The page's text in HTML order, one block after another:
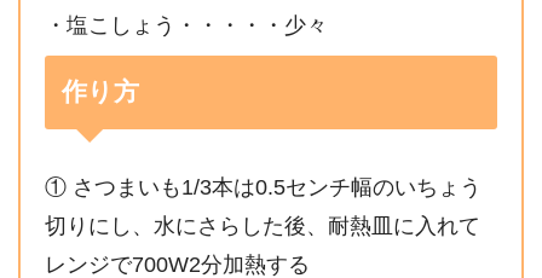
・塩こしょう・・・・・少々
作り方
① さつまいも1/3本は0.5センチ幅のいちょう
切りにし、水にさらした後、耐熱皿に入れて
レンジで700W2分加熱する